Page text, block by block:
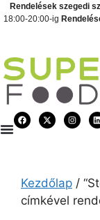
Rendelések szegedi
18:00-20:00-ig
Kezdőlap /
címkével